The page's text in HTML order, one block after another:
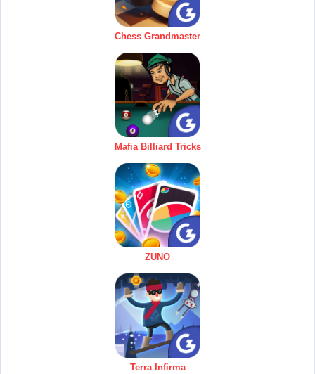
Chess Grandmaster
Mafia Billiard Tricks
ZUNO
Terra Infirma